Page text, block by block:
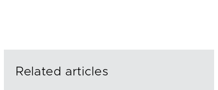
Related articles